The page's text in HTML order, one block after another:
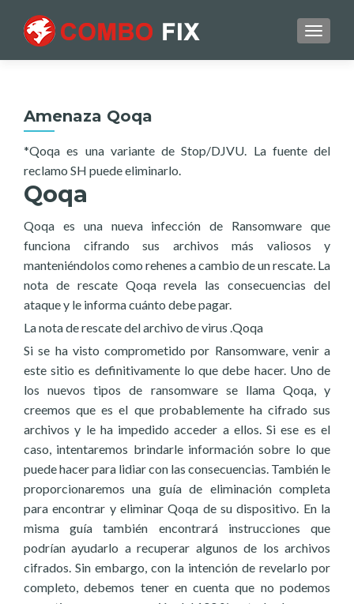
Amenaza Qoqa
*Qoqa es una variante de Stop/DJVU. La fuente del
reclamo SH puede eliminarlo.
Qoqa
Qoqa es una nueva infección de Ransomware que
funciona cifrando sus archivos más valiosos y
manteniéndolos como rehenes a cambio de un rescate. La
nota de rescate Qoqa revela las consecuencias del
ataque y le informa cuánto debe pagar.
La nota de rescate del archivo de virus .Qoqa
Si se ha visto comprometido por Ransomware, venir a
este sitio es definitivamente lo que debe hacer. Uno de
los nuevos tipos de ransomware se llama Qoqa, y
creemos que es el que probablemente ha cifrado sus
archivos y le ha impedido acceder a ellos. Si ese es el
caso, intentaremos brindarle información sobre lo que
puede hacer para lidiar con las consecuencias. También le
proporcionaremos una guía de eliminación completa
para encontrar y eliminar Qoqa de su dispositivo. En la
misma guía también encontrará instrucciones que
podrían ayudarlo a recuperar algunos de los archivos
cifrados. Sin embargo, con la intención de revelarlo por
completo, debemos tener en cuenta que no podemos